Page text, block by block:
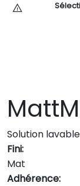
Solution lavable
Fini:
Mat
Adhérence: